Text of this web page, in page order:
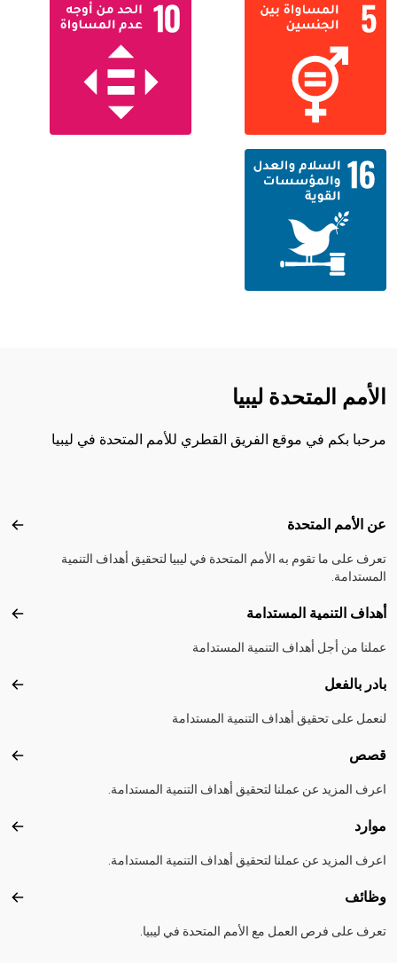
الأمم المتحدة ليبيا
مرحبا بكم في موقع الفريق القطري للأمم المتحدة في ليبيا
Footer menu
عن الأمم المتحدة عن
تعرف على ما تقوم به الأمم المتحدة في ليبيا لتحقيق أهداف التنمية
المستدامة.
أهداف التنمية المستدامة
عملنا من أجل أهداف التنمية المستدامة
بادر بالفعل
لنعمل على تحقيق أهداف التنمية المستدامة
قصص
اعرف المزيد عن عملنا لتحقيق أهداف التنمية المستدامة.
موارد
اعرف المزيد عن عملنا لتحقيق أهداف التنمية المستدامة.
وظائف
تعرف على فرص العمل مع الأمم المتحدة في ليبيا.